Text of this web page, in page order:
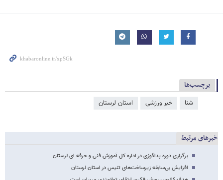
برچسب‌ها
شنا خبر ورزشی استان لرستان
خبرهای مرتبط
برگزاری دوره پداگوژی در اداره کل آموزش فنی و حرفه ای لرستان
افزایش بی‌سابقه زیرساخت‌های تنیس در استان لرستان